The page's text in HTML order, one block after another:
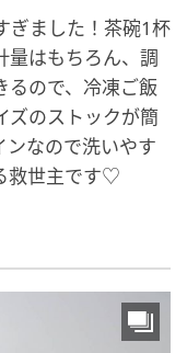
ぎました！茶碗1杯
量はもちろん、調
るので、冷凍ご飯
ズのストックが簡
ンなので洗いやす
救世主です♡